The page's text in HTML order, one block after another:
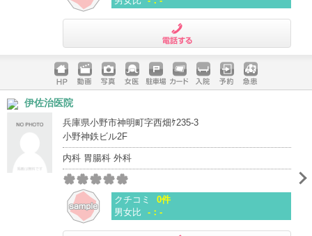
ホームペ
ージ
動画 写真 女医 駐車場
クレジッ
入院 予約 急患
伊佐治医院
兵庫県小野市神明町字西畑ｹ235-3
小野神鉄ビル2F
内科 胃腸科 外科
クチコミ
0件
男女比 -：-